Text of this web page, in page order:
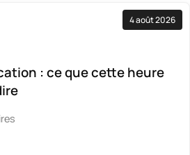
4 août 2026
: ce que cette heure